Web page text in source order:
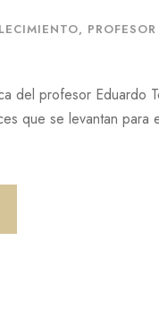
,
del profesor Eduardo
que se levantan para